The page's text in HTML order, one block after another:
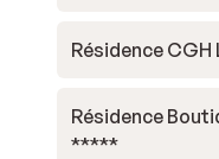
Résidence CGH
Résidence
*****